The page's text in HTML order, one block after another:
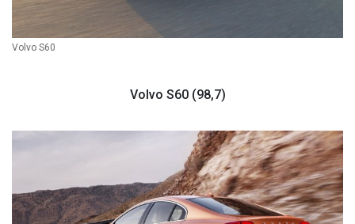
Volvo S60
Volvo S60 (98,7)